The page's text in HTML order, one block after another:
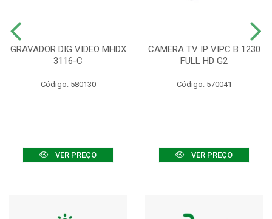
GRAVADOR DIG VIDEO MHDX
3116-C
Código: 580130
VER PREÇO
CAMERA TV IP VIPC B 1230
FULL HD G2
Código: 570041
VER PREÇO